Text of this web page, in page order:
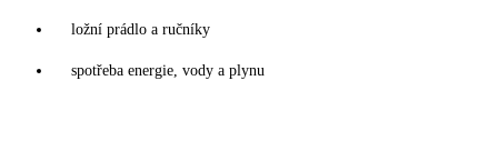
ložní prádlo a ručníky
spotřeba energie, vody a plynu